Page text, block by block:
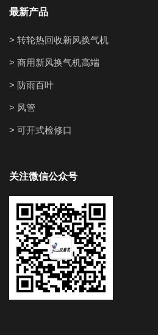
最新产品
> 转轮热回收新风换气机
> 商用新风换气机高端
> 防雨百叶
> 风管
> 可开式检修口
关注微信公众号